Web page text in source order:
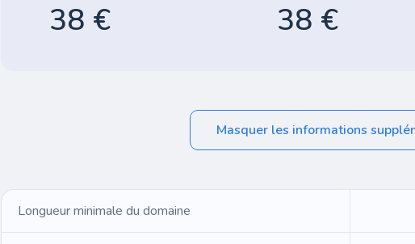
38 € 38 €
Masquer les informations
Longueur minimale du domaine